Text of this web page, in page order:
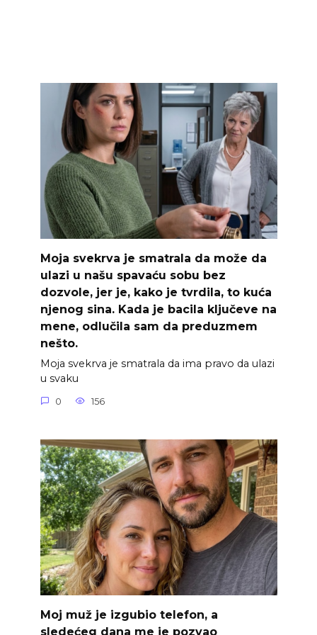
Moja svekrva je smatrala da može da
ulazi u našu spavaću sobu bez
dozvole, jer je, kako je tvrdila, to kuća
njenog sina. Kada je bacila ključeve na
mene, odlučila sam da preduzmem
nešto.
Moja svekrva je smatrala da ima pravo da ulazi
u svaku
0 156
Moj muž je izgubio telefon, a
sledećeg dana me je pozvao